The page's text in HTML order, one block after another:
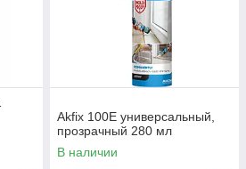
Akfix 100Е универсальный,
прозрачный 280 мл
В наличии